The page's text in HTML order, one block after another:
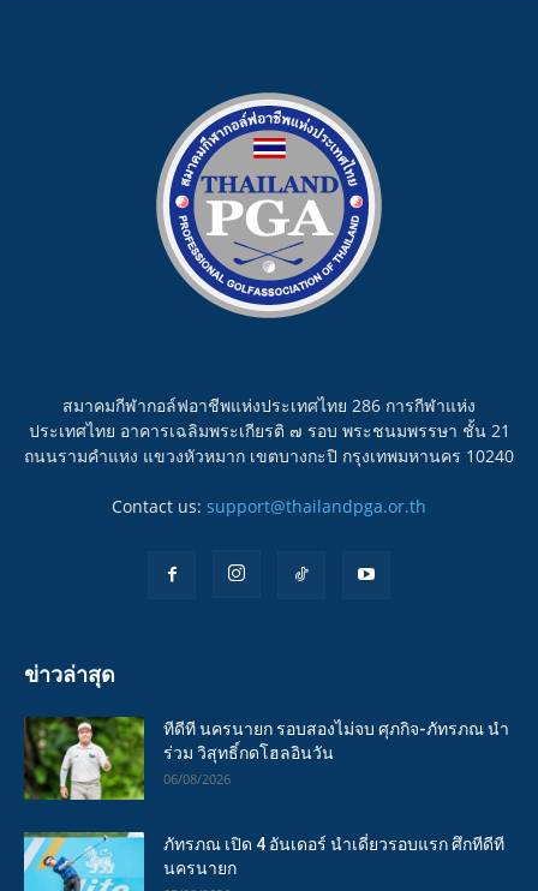
สมาคมกีฬากอล์ฟอาชีพแห่งประเทศไทย 286 การกีฬาแห่ง
ประเทศไทย อาคารเฉลิมพระเกียรติ ๗ รอบ พระชนมพรรษา ชั้น 21
ถนนรามคำแหง แขวงหัวหมาก เขตบางกะปิ กรุงเทพมหานคร 10240
Contact us: support@thailandpga.or.th
ข่าวล่าสุด
ทีดีที นครนายก รอบสองไม่จบ ศุภกิจ-ภัทรภณ นำ
ร่วม วิสุทธิ์กดโฮลอินวัน
06/08/2026
ภัทรภณ เปิด 4 อันเดอร์ นำเดี่ยวรอบแรก ศึกทีดีที
นครนายก